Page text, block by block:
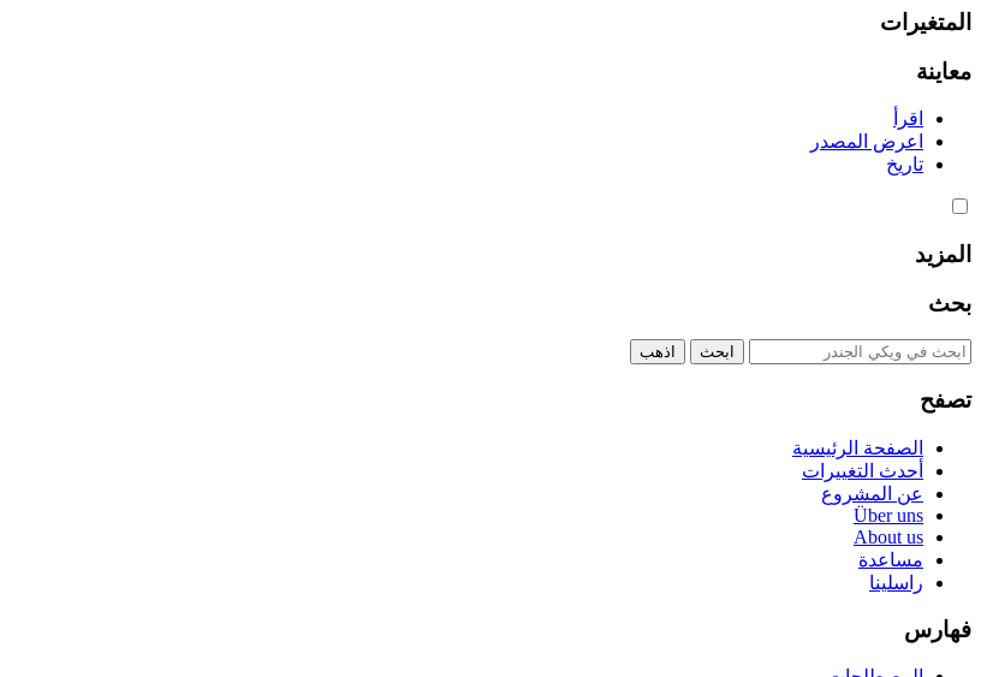
المتغيرات
معاينة
اقرأ
اعرض المصدر
تاريخ
المزيد
بحث
تصفح
الصفحة الرئيسية
أحدث التغييرات
عن المشروع
Über uns
About us
مساعدة
راسلينا
فهارس